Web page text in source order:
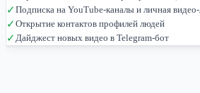
✓ Подписка на YouTube-каналы и личная видео-
✓ Открытие контактов профилей людей
✓ Дайджест новых видео в Telegram-бот